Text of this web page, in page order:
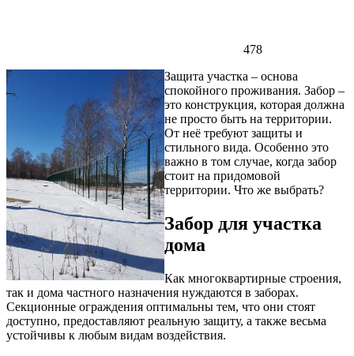
478
Защита участка – основа
спокойного проживания. Забор –
это конструкция, которая должна
не просто быть на территории.
От неё требуют защиты и
стильного вида. Особенно это
важно в том случае, когда забор
стоит на придомовой
территории. Что же выбрать?
Забор для участка
дома
Как многоквартирные строения,
так и дома частного назначения нуждаются в заборах.
Секционные ограждения оптимальны тем, что они стоят
доступно, предоставляют реальную защиту, а также весьма
устойчивы к любым видам воздействия.